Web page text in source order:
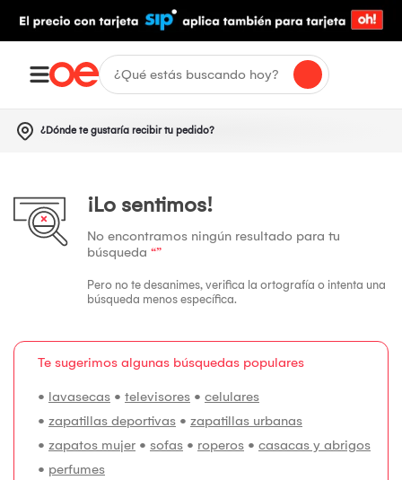
¿Dónde te gustaría recibir tu pedido?
¡Lo sentimos!
No encontramos ningún resultado para tu
búsqueda “”
Pero no te desanimes, verifica la ortografía o intenta una
búsqueda menos específica.
Te sugerimos algunas búsquedas populares
• lavasecas • televisores • celulares
• zapatillas deportivas • zapatillas urbanas
• zapatos mujer • sofas • roperos • casacas y abrigos
• perfumes